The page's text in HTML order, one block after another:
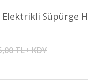
Süpürge
TL+ KDV